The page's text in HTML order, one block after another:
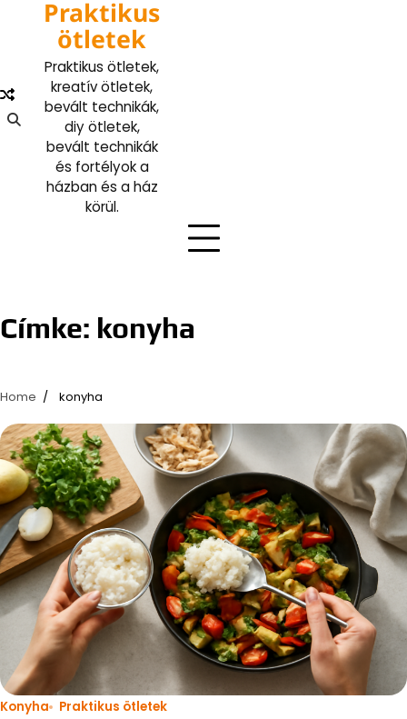
Praktikus
ötletek
Praktikus ötletek,
kreatív ötletek,
bevált technikák,
diy ötletek,
bevált technikák
és fortélyok a
házban és a ház
körül.
Címke: konyha
Home konyha
Konyha Praktikus ötletek